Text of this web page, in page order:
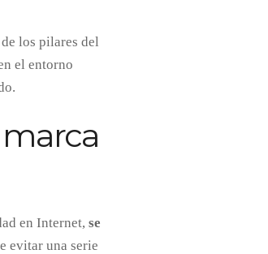
los pilares del
el entorno
en Internet, se
evitar una serie